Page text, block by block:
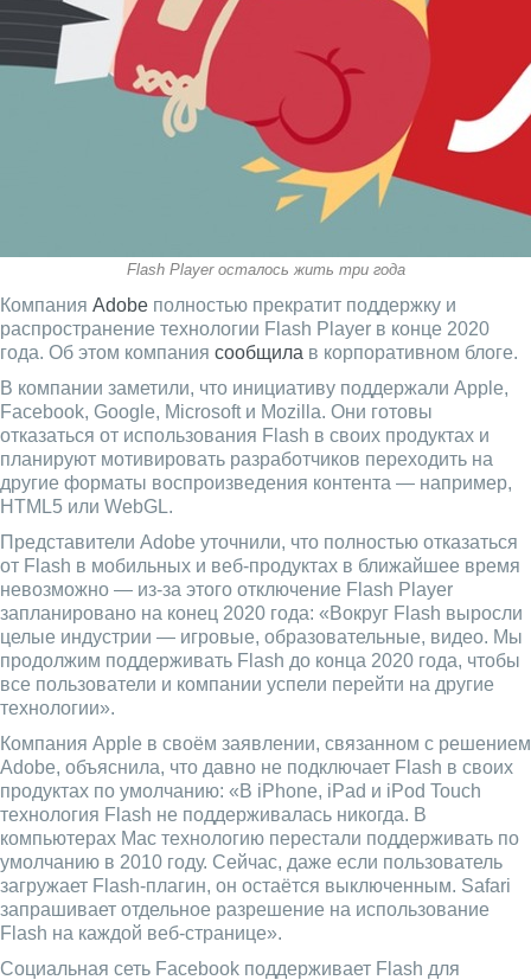
Flash Player осталось жить три года
Компания Adobe полностью прекратит поддержку и
распространение технологии Flash Player в конце 2020
года. Об этом компания сообщила в корпоративном блоге.
В компании заметили, что инициативу поддержали Apple,
Facebook, Google, Microsoft и Mozilla. Они готовы
отказаться от использования Flash в своих продуктах и
планируют мотивировать разработчиков переходить на
другие форматы воспроизведения контента — например,
HTML5 или WebGL.
Представители Adobe уточнили, что полностью отказаться
от Flash в мобильных и веб-продуктах в ближайшее время
невозможно — из-за этого отключение Flash Player
запланировано на конец 2020 года: «Вокруг Flash выросли
целые индустрии — игровые, образовательные, видео. Мы
продолжим поддерживать Flash до конца 2020 года, чтобы
все пользователи и компании успели перейти на другие
технологии».
Компания Apple в своём заявлении, связанном с решением
Adobe, объяснила, что давно не подключает Flash в своих
продуктах по умолчанию: «В iPhone, iPad и iPod Touch
технология Flash не поддерживалась никогда. В
компьютерах Mac технологию перестали поддерживать по
умолчанию в 2010 году. Сейчас, даже если пользователь
загружает Flash-плагин, он остаётся выключенным. Safari
запрашивает отдельное разрешение на использование
Flash на каждой веб-странице».
Социальная сеть Facebook поддерживает Flash для